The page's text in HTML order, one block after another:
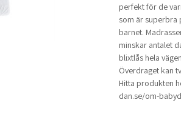
perfekt för de
som är superbra
barnet.
minskar antalet
blixtlås hela
Överdraget kan
Hitta produkten
dan.se/om-